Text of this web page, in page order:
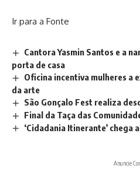
Ir para a Fonte
Cantora Yasmin Santos e a
porta de casa
Oficina incentiva mulheres a
da arte
São Gonçalo Fest realiza
Final da Taça das
‘Cidadania Itinerante’ chega
Anuncie